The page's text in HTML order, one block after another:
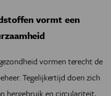
vormt een
vormen terecht de
Tegelijkertijd doen zich
hergebruik en circulariteit,